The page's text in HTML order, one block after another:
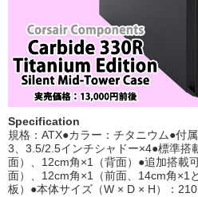
Specification
規格：ATX●カラー：チタニウム●付
3、3.5/2.5インチシャドー×4●標準搭
面）、12cm角×1（背面）●追加搭載
面）、12cm角×1（前面、14cm角×1
板）●本体サイズ（W × D × H）：